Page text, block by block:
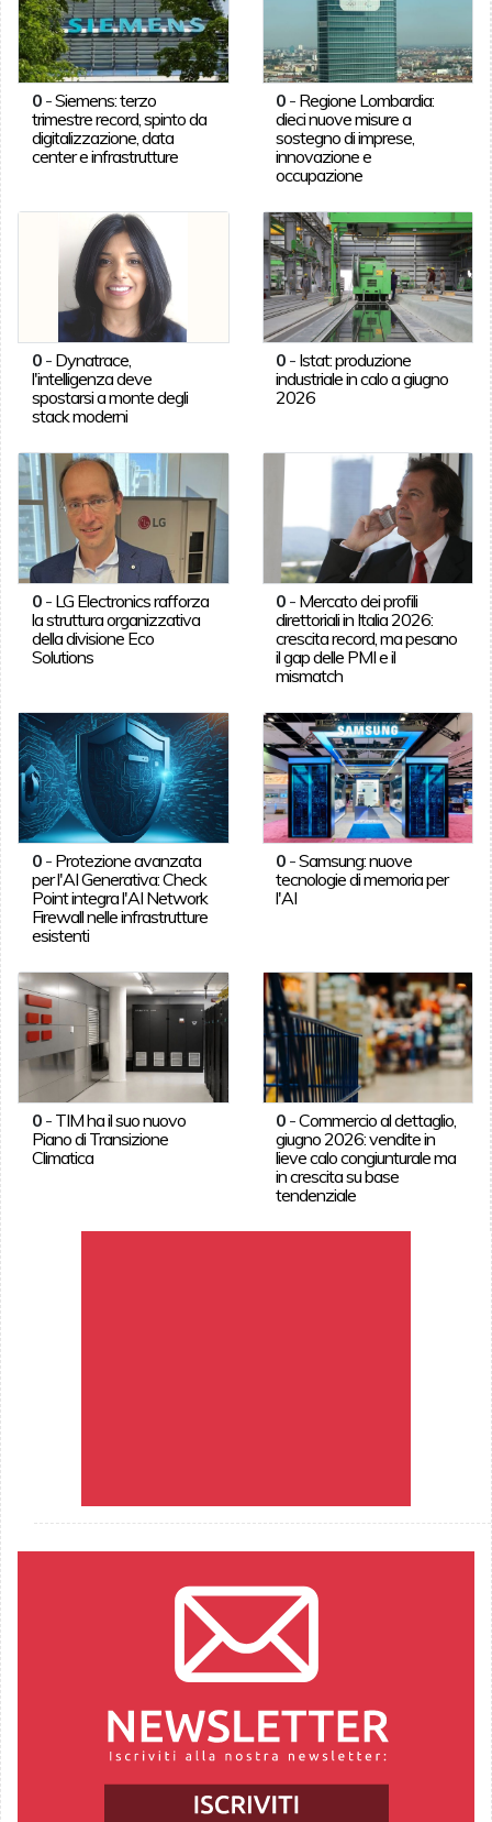
0-Siemens: terzo
trimestre record, spinto da
digitalizzazione, data
center e infrastrutture
0 - Regione Lombardia:
dieci nuove misure a
sostegno di imprese,
innovazione e
occupazione
0- Dynatrace,
l'intelligenza deve
spostarsi a monte degli
stack moderni
0 - Istat: produzione
industriale in calo a giugno
2026
0- LG Electronics rafforza
la struttura organizzativa
della divisione Eco
Solutions
0 - Mercato dei profili
direttoriali in Italia 2026:
crescita record, ma pesano
il gap delle PMI e il
mismatch
0- Protezione avanzata
per l'AI Generativa: Check
Point integra l'AI Network
Firewall nelle infrastrutture
esistenti
0 -Samsung: nuove
tecnologie di memoria per
l'AI
0- TIM ha il suo nuovo
Piano di Transizione
Climatica
0 -Commercio al dettaglio,
giugno 2026: vendite in
lieve calo congiunturale ma
in crescita su base
tendenziale